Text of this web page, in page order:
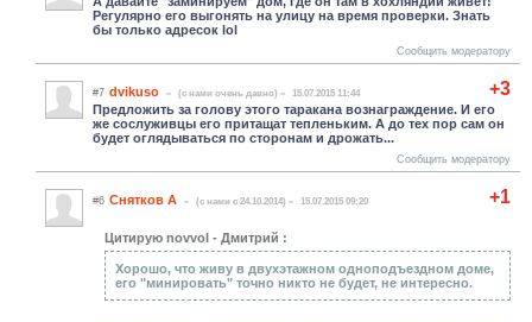
Регулярно его выгонять на улицу на время проверки. Знать
бы только адресок lol
Сообщить модератору
+3
#7 dvikuso (c нами очень давно) 15.07.2015 11:44
Предложить за голову этого таракана вознаграждение. И его
же сослуживцы его притащат тепленьким. А до тех пор сам он
будет оглядываться по сторонам и дрожать...
Сообщить модератору
+1
#6 Снятков А (c нами с 24.10.2014) 15.07.2015 09:20
Цитирую novvol - Дмитрий :
Хорошо, что живу в двухэтажном одноподъездном доме,
его "минировать" точно никто не будет, не интересно.